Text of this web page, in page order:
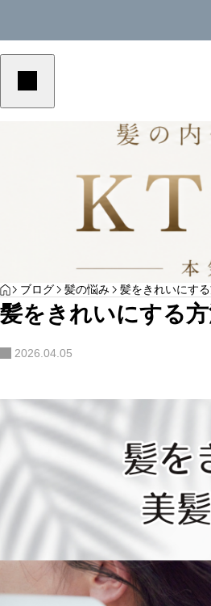
美容室の客単価アップにつながる予約メ
ーの作り方｜選ばれる導線を解説
YOGA
サンプルテキスト。サン
HOME
ブログ 髪の悩み 髪をきれいにす
髪をきれいにする
2026.04.05